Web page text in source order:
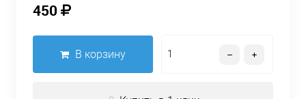
450
В корзину